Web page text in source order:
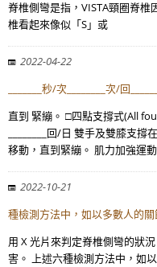
脊椎側彎是指，VISTA頸圈脊
椎看起來像似「S」或
2022-04-22
_______秒/次________次/回
直到 緊繃。 □四點支撐式(All
________回/日 雙手及雙膝支
移動，直到緊繃。 肌力加強運
2022-10-21
種檢測方法中，如以多數人的
用 X 光片來判定脊椎側彎的狀
害。 上述六種檢測方法中，如